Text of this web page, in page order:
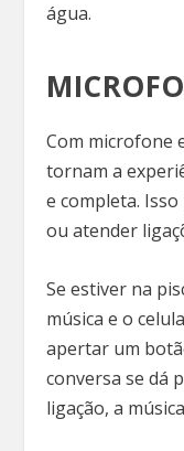
água.
Com microfone
tornam a
e completa.
ou atender
Se estiver na
música e o
apertar um
conversa se dá
ligação, a